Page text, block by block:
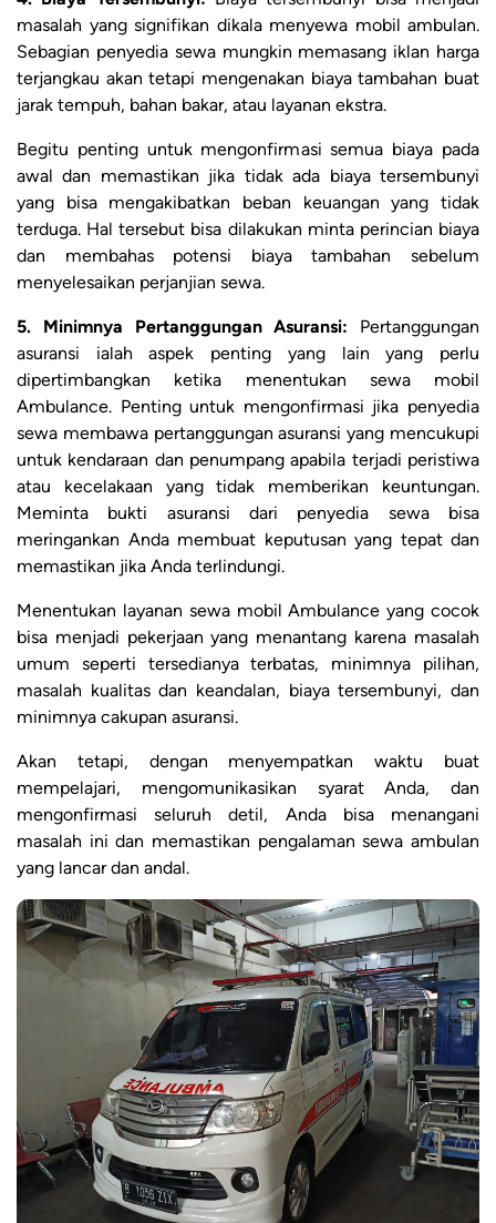
masalah yang signifikan dikala menyewa mobil ambulan.
Sebagian penyedia sewa mungkin memasang iklan harga
terjangkau akan tetapi mengenakan biaya tambahan buat
jarak tempuh, bahan bakar, atau layanan ekstra.
Begitu penting untuk mengonfirmasi semua biaya pada
awal dan memastikan jika tidak ada biaya tersembunyi
yang bisa mengakibatkan beban keuangan yang tidak
terduga. Hal tersebut bisa dilakukan minta perincian biaya
dan membahas potensi biaya tambahan sebelum
menyelesaikan perjanjian sewa.
5. Minimnya Pertanggungan Asuransi: Pertanggungan
asuransi ialah aspek penting yang lain yang perlu
dipertimbangkan ketika menentukan sewa mobil
Ambulance. Penting untuk mengonfirmasi jika penyedia
sewa membawa pertanggungan asuransi yang mencukupi
untuk kendaraan dan penumpang apabila terjadi peristiwa
atau kecelakaan yang tidak memberikan keuntungan.
Meminta bukti asuransi dari penyedia sewa bisa
meringankan Anda membuat keputusan yang tepat dan
memastikan jika Anda terlindungi.
Menentukan layanan sewa mobil Ambulance yang cocok
bisa menjadi pekerjaan yang menantang karena masalah
umum seperti tersedianya terbatas, minimnya pilihan,
masalah kualitas dan keandalan, biaya tersembunyi, dan
minimnya cakupan asuransi.
Akan tetapi, dengan menyempatkan waktu buat
mempelajari, mengomunikasikan syarat Anda, dan
mengonfirmasi seluruh detil, Anda bisa menangani
masalah ini dan memastikan pengalaman sewa ambulan
yang lancar dan andal.